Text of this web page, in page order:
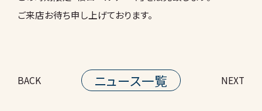
ご来店お待ち申し上げております。
BACK ニュース一覧 NEXT